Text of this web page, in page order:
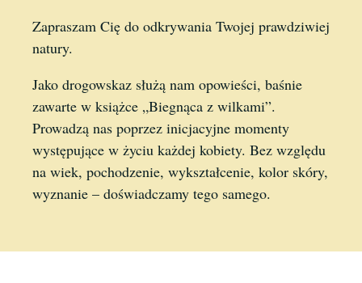
Zapraszam Cię do odkrywania Twojej prawdziwiej
natury.
Jako drogowskaz służą nam opowieści, baśnie
zawarte w książce „Biegnąca z wilkami”.
Prowadzą nas poprzez inicjacyjne momenty
występujące w życiu każdej kobiety. Bez względu
na wiek, pochodzenie, wykształcenie, kolor skóry,
wyznanie – doświadczamy tego samego.